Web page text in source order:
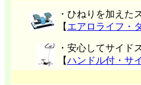
・ひねりを加えた
【 エアロライフ・
・安心してサイド
【ハンドル付・サ